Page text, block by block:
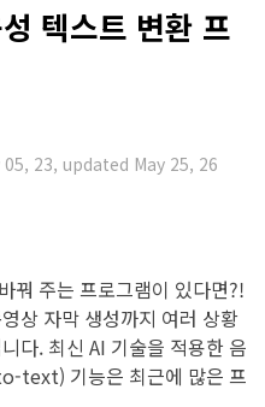
텍스트 변환 프
23, updated May 25, 26
꿔 주는 프로그램이 있다면?!
상 자막 생성까지 여러 상황
다. 최신 AI 기술을 적용한 음
text) 기능은 최근에 많은 프